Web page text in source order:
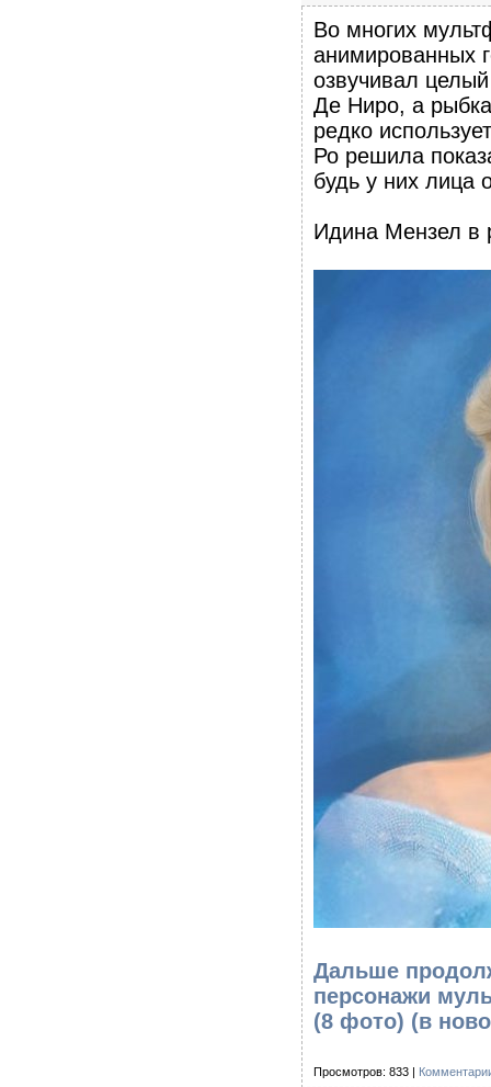
Во многих
анимированных
озвучивал
Де Ниро, а
редко
Ро решила
будь у них лица
Идина Мензел в
Дальше
персонажи
(8 фото) (в
Просмотров: 833 |